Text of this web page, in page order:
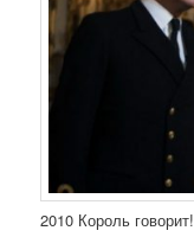
2010 Король говорит!